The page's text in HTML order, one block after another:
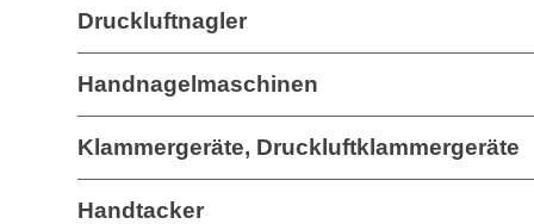
Druckluftnagler
Handnagelmaschinen
Klammergeräte, Druckluftklammergeräte
Handtacker